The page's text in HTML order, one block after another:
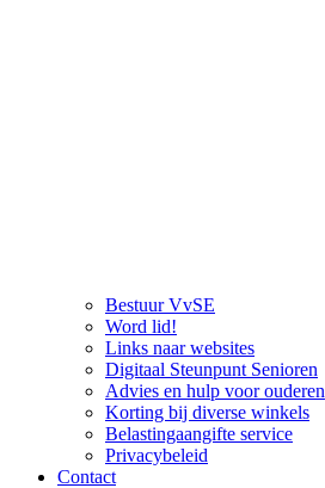
Bestuur VvSE
Word lid!
Links naar websites
Digitaal Steunpunt Senioren
Advies en hulp voor ouderen
Korting bij diverse winkels
Belastingaangifte service
Privacybeleid
Contact